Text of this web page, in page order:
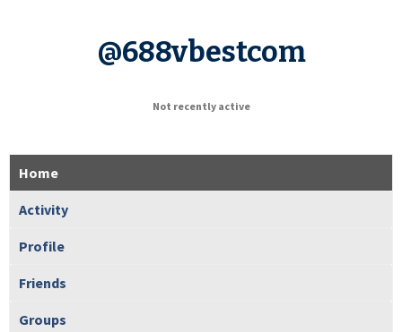
@688vbestcom
Not recently active
Home
Activity
Profile
Friends
Groups